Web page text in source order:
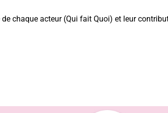
chaque acteur (Qui fait Quoi) et leur